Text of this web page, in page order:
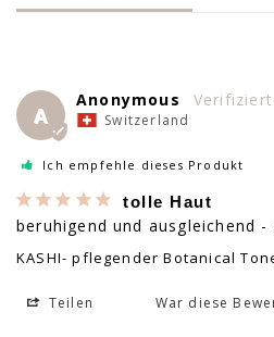
A
Anonymous
Switzerland
Ich empfehle dieses Produkt
tolle Haut
beruhigend und ausgleichend -
KASHI- pflegender Botanical
Teilen War diese